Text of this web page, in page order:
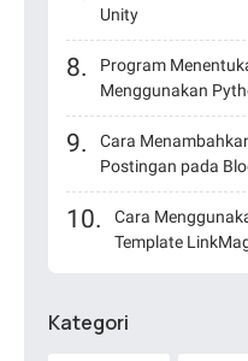
Unity
Program
Menggunakan
Cara
Postingan pada
Cara
Template
Kategori